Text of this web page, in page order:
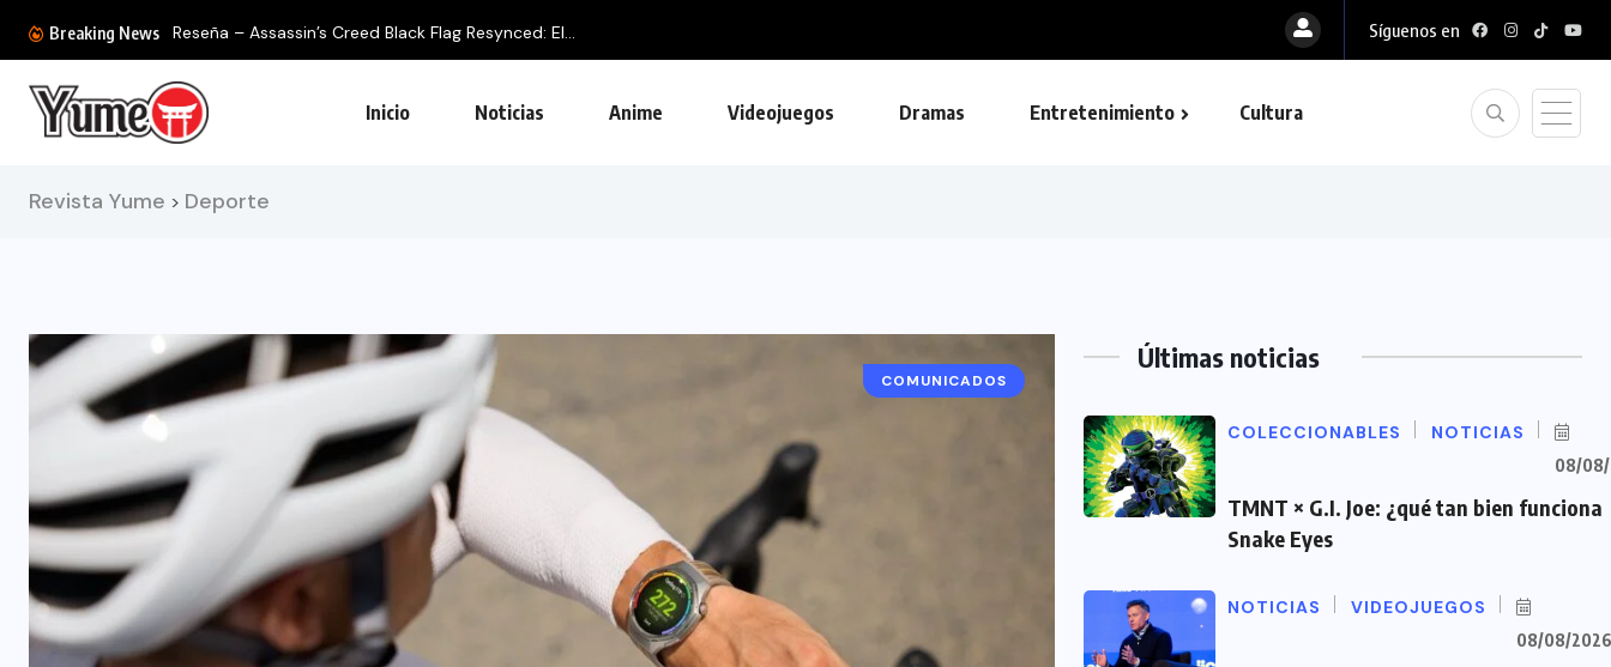
Breaking News Reseña – Assassin’s Creed Black Flag Resynced: El... Síguenos en
Inicio Noticias Anime Videojuegos Dramas Entretenimiento Cultura
Revista Yume > Deporte
COMUNICADOS
Últimas noticias
COLECCIONABLES NOTICIAS
08/
TMNT × G.I. Joe: ¿qué tan bien funciona
Snake Eyes
NOTICIAS VIDEOJUEGOS
08/08/2026